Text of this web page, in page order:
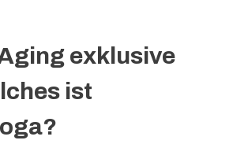
exklusive
ist